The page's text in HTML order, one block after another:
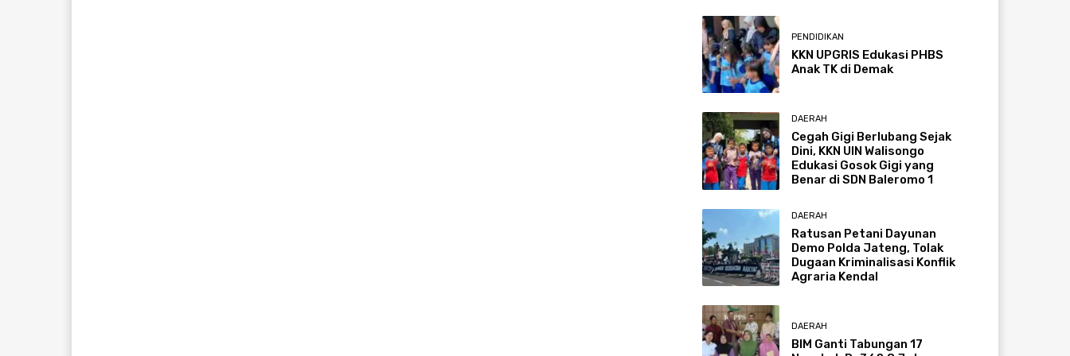
PENDIDIKAN
KKN UPGRIS Edukasi PHBS
Anak TK di Demak
DAERAH
Cegah Gigi Berlubang Sejak
Dini, KKN UIN Walisongo
Edukasi Gosok Gigi yang
Benar di SDN Baleromo 1
DAERAH
Ratusan Petani Dayunan
Demo Polda Jateng, Tolak
Dugaan Kriminalisasi Konflik
Agraria Kendal
DAERAH
BIM Ganti Tabungan 17